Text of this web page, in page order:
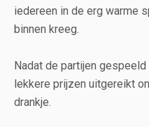
iedereen in de erg warme
binnen kreeg.
Nadat de partijen
lekkere prijzen uitgereikt
drankje.